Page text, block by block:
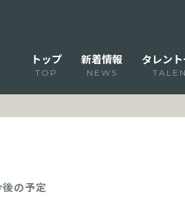
トップ
TOP
新着情報
NEWS
タレン
の予定